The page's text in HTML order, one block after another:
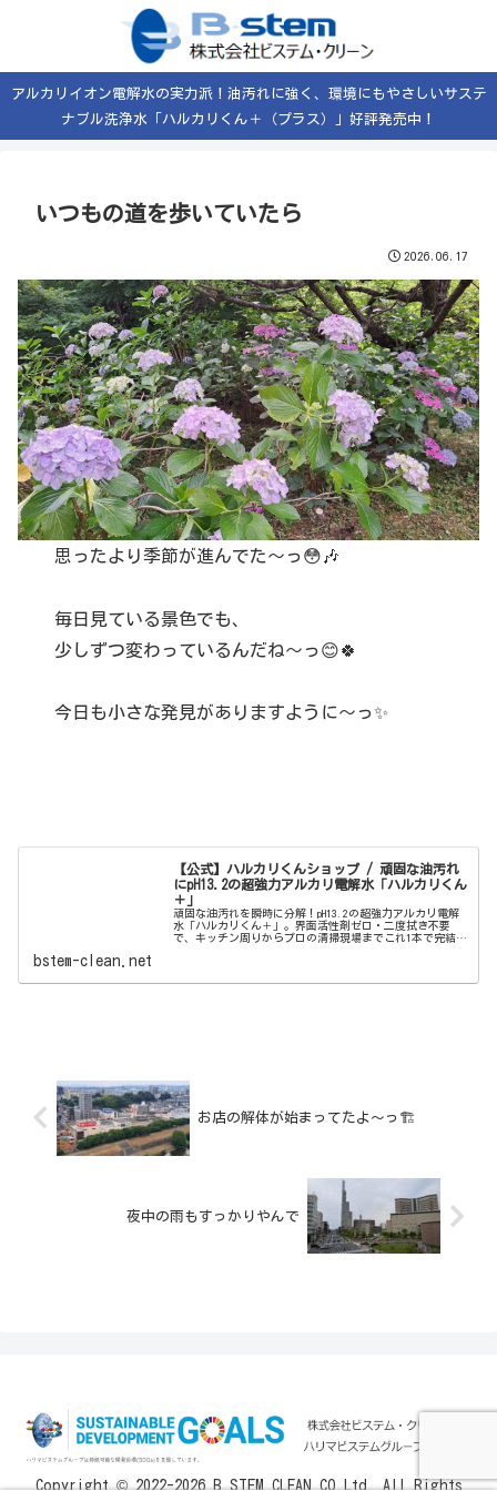
アルカリイオン電解水の実力派！油汚れに強く、環境にもやさしいサステ
ナブル洗浄水「ハルカリくん＋（プラス）」好評発売中！
いつもの道を歩いていたら
2026.06.17
思ったより季節が進んでた〜っ😳🎶
毎日見ている景色でも、
少しずつ変わっているんだね〜っ😊🍀
今日も小さな発見がありますように〜っ✨
【公式】ハルカリくんショップ / 頑固な油汚れ
にpH13.2の超強力アルカリ電解水「ハルカリくん
＋」
頑固な油汚れを瞬時に分解！pH13.2の超強力アルカリ電解
水「ハルカリくん＋」。界面活性剤ゼロ・二度拭き不要
で、キッチン周りからプロの清掃現場までこれ1本で完結。
bstem-clean.net
お店の解体が始まってたよ〜っ🏗️
夜中の雨もすっかりやんで
Copyright © 2022-2026 B.STEM CLEAN CO.Ltd. All Rights